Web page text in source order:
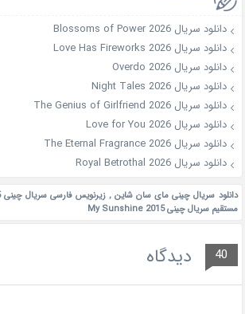
دانلود سریال Blossoms of Power 2026
دانلود سریال Love Has Fireworks 2026
دانلود سریال Overdo 2026
دانلود سریال Night Tales 2026
دانلود سریال The Genius of Girlfriend 2026
دانلود سریال Love for You 2026
دانلود سریال The Eternal Fragrance 2026
دانلود سریال Royal Betrothal 2026
دانلود سریال چینی مای سان شاین ,زیرنویس فارسی سریال چینی My Sunshine 2015
مستقیم سریال چینی My Sunshine 2015
40 دیدگاه